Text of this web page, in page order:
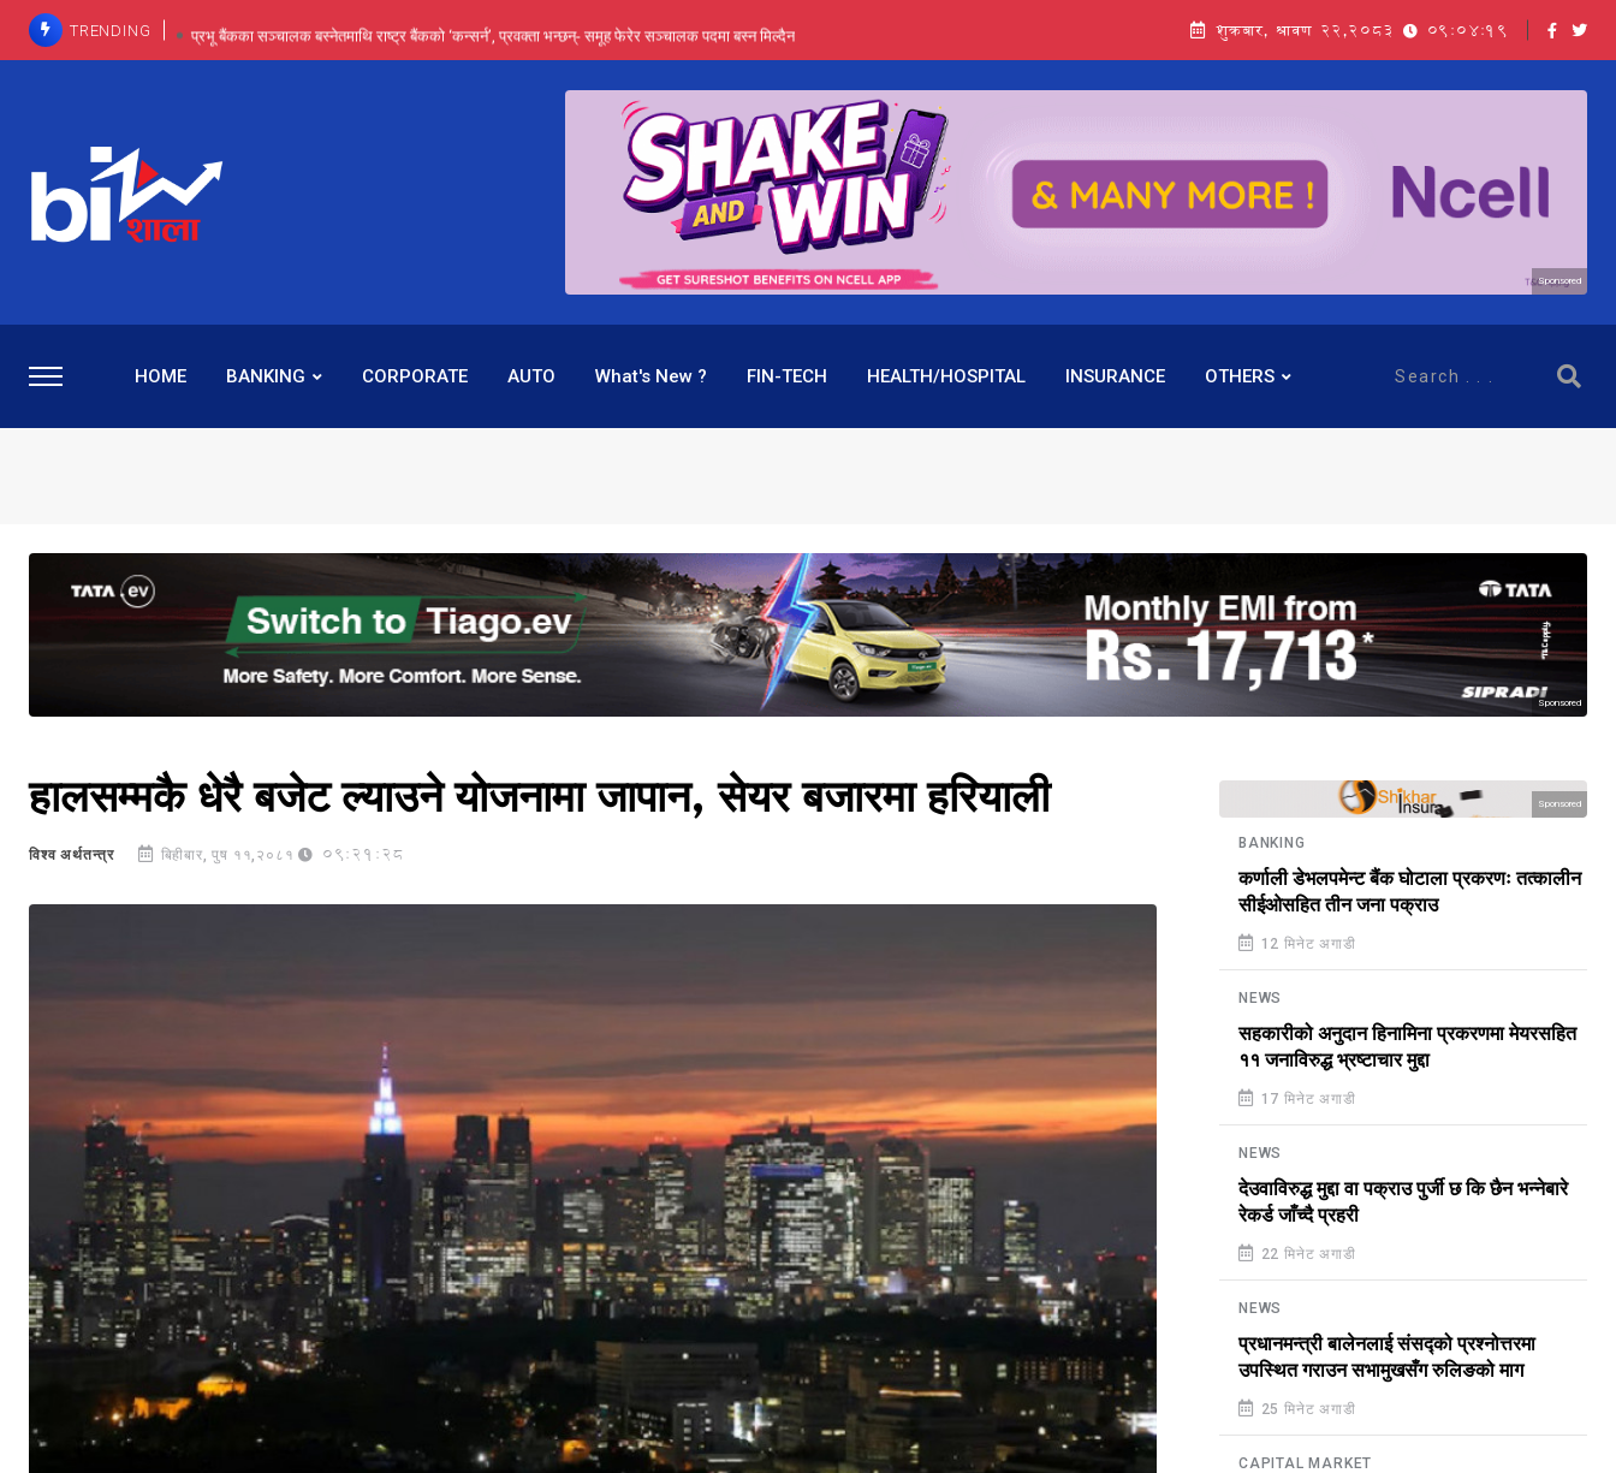
TRENDING प्रभू बैंकका सञ्चालक बस्नेतमाथि राष्ट्र बैंकको ‘कन्सर्न’, प्रवक्ता भन्छन्- समूह फेरेर सञ्चालक पदमा बस्न मिल्दैन
प्रभू बैंकमा सेञ्चुरीबाट आएका कर्मचारीमाथि हदैसम्मको विभेदः एउटै पदमा दुई थरि तलब, वर्षमै ९२ हजार घाटा !
कमाइमा गरिमाको दमदार छलाङ, सेयरधनीलाई २० प्रतिशत लाभांश दिने क्षमता
प्रभु बैंकमा रमिता : सर्वसाधारणबाट छिरेका बस्नेत संस्थापक बनेर निरन्तर, राष्ट्र बैंक किन मौन ?
शुक्रबार, श्रावण २२,२०८३ 09:04:20
Sponsored
HOME BANKING CORPORATE AUTO What's New ? FIN-TECH HEALTH/HOSPITAL INSURANCE OTHERS
Sponsored
हालसम्मकै धेरै बजेट ल्याउने योजनामा जापान, सेयर बजारमा हरियाली
विश्व अर्थतन्त्र बिहीबार, पुष ११,२०८१ 09:21:28
Sponsored
BANKING
कर्णाली डेभलपमेन्ट बैंक घोटाला प्रकरणः तत्कालीन
सीईओसहित तीन जना पक्राउ
12 मिनेट अगाडी
NEWS
सहकारीको अनुदान हिनामिना प्रकरणमा मेयरसहित
११ जनाविरुद्ध भ्रष्टाचार मुद्दा
17 मिनेट अगाडी
NEWS
देउवाविरुद्ध मुद्दा वा पक्राउ पुर्जी छ कि छैन भन्नेबारे
रेकर्ड जाँच्दै प्रहरी
22 मिनेट अगाडी
NEWS
प्रधानमन्त्री बालेनलाई संसद्को प्रश्नोत्तरमा
उपस्थित गराउन सभामुखसँग रुलिङको माग
25 मिनेट अगाडी
CAPITAL MARKET